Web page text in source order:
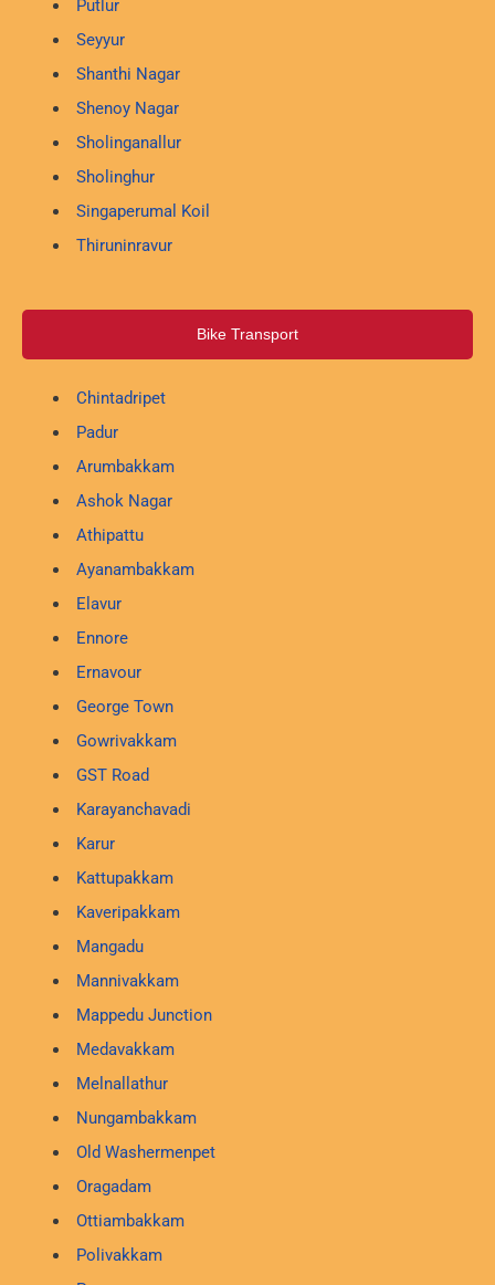
Putlur
Seyyur
Shanthi Nagar
Shenoy Nagar
Sholinganallur
Sholinghur
Singaperumal Koil
Thiruninravur
Bike Transport
Chintadripet
Padur
Arumbakkam
Ashok Nagar
Athipattu
Ayanambakkam
Elavur
Ennore
Ernavour
George Town
Gowrivakkam
GST Road
Karayanchavadi
Karur
Kattupakkam
Kaveripakkam
Mangadu
Mannivakkam
Mappedu Junction
Medavakkam
Melnallathur
Nungambakkam
Old Washermenpet
Oragadam
Ottiambakkam
Polivakkam